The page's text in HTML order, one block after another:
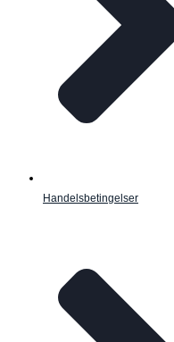
Handelsbetingelser